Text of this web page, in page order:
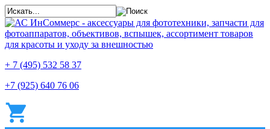
+ 7 (495) 532 58 37
+7 (925) 640 76 06